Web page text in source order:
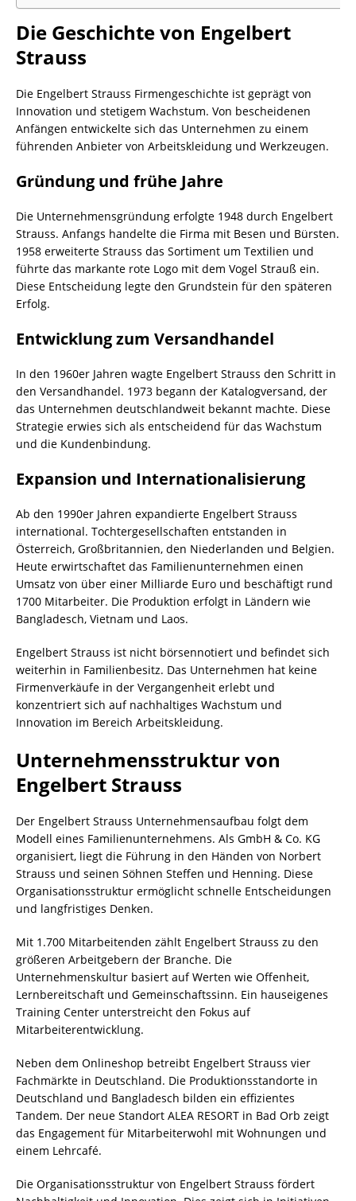
Die Geschichte von Engelbert
Strauss
Die Engelbert Strauss Firmengeschichte ist geprägt von
Innovation und stetigem Wachstum. Von bescheidenen
Anfängen entwickelte sich das Unternehmen zu einem
führenden Anbieter von Arbeitskleidung und Werkzeugen.
Gründung und frühe Jahre
Die Unternehmensgründung erfolgte 1948 durch Engelbert
Strauss. Anfangs handelte die Firma mit Besen und Bürsten.
1958 erweiterte Strauss das Sortiment um Textilien und
führte das markante rote Logo mit dem Vogel Strauß ein.
Diese Entscheidung legte den Grundstein für den späteren
Erfolg.
Entwicklung zum Versandhandel
In den 1960er Jahren wagte Engelbert Strauss den Schritt in
den Versandhandel. 1973 begann der Katalogversand, der
das Unternehmen deutschlandweit bekannt machte. Diese
Strategie erwies sich als entscheidend für das Wachstum
und die Kundenbindung.
Expansion und Internationalisierung
Ab den 1990er Jahren expandierte Engelbert Strauss
international. Tochtergesellschaften entstanden in
Österreich, Großbritannien, den Niederlanden und Belgien.
Heute erwirtschaftet das Familienunternehmen einen
Umsatz von über einer Milliarde Euro und beschäftigt rund
1700 Mitarbeiter. Die Produktion erfolgt in Ländern wie
Bangladesch, Vietnam und Laos.
Engelbert Strauss ist nicht börsennotiert und befindet sich
weiterhin in Familienbesitz. Das Unternehmen hat keine
Firmenverkäufe in der Vergangenheit erlebt und
konzentriert sich auf nachhaltiges Wachstum und
Innovation im Bereich Arbeitskleidung.
Unternehmensstruktur von
Engelbert Strauss
Der Engelbert Strauss Unternehmensaufbau folgt dem
Modell eines Familienunternehmens. Als GmbH & Co. KG
organisiert, liegt die Führung in den Händen von Norbert
Strauss und seinen Söhnen Steffen und Henning. Diese
Organisationsstruktur ermöglicht schnelle Entscheidungen
und langfristiges Denken.
Mit 1.700 Mitarbeitenden zählt Engelbert Strauss zu den
größeren Arbeitgebern der Branche. Die
Unternehmenskultur basiert auf Werten wie Offenheit,
Lernbereitschaft und Gemeinschaftssinn. Ein hauseigenes
Training Center unterstreicht den Fokus auf
Mitarbeiterentwicklung.
Neben dem Onlineshop betreibt Engelbert Strauss vier
Fachmärkte in Deutschland. Die Produktionsstandorte in
Deutschland und Bangladesch bilden ein effizientes
Tandem. Der neue Standort ALEA RESORT in Bad Orb zeigt
das Engagement für Mitarbeiterwohl mit Wohnungen und
einem Lehrcafé.
Die Organisationsstruktur von Engelbert Strauss fördert